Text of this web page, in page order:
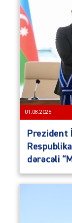
01.08.2026
Prezident
dərəcəli